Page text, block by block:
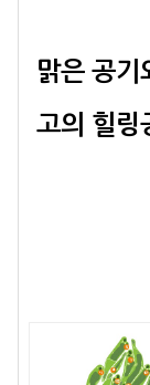
맑은 공기
고의 힐링